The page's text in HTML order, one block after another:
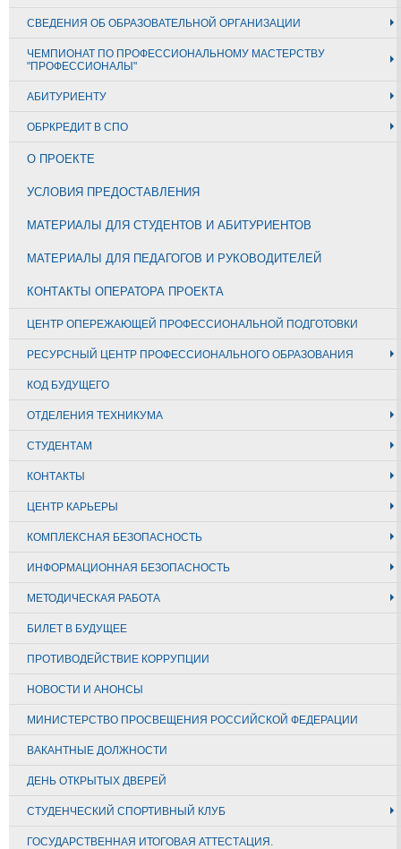
СВЕДЕНИЯ ОБ ОБРАЗОВАТЕЛЬНОЙ ОРГАНИЗАЦИИ
ЧЕМПИОНАТ ПО ПРОФЕССИОНАЛЬНОМУ МАСТЕРСТВУ
"ПРОФЕССИОНАЛЫ"
АБИТУРИЕНТУ
ОБРКРЕДИТ В СПО
О ПРОЕКТЕ
УСЛОВИЯ ПРЕДОСТАВЛЕНИЯ
МАТЕРИАЛЫ ДЛЯ СТУДЕНТОВ И АБИТУРИЕНТОВ
МАТЕРИАЛЫ ДЛЯ ПЕДАГОГОВ И РУКОВОДИТЕЛЕЙ
КОНТАКТЫ ОПЕРАТОРА ПРОЕКТА
ЦЕНТР ОПЕРЕЖАЮЩЕЙ ПРОФЕССИОНАЛЬНОЙ ПОДГОТОВКИ
РЕСУРСНЫЙ ЦЕНТР ПРОФЕССИОНАЛЬНОГО ОБРАЗОВАНИЯ
КОД БУДУЩЕГО
ОТДЕЛЕНИЯ ТЕХНИКУМА
СТУДЕНТАМ
КОНТАКТЫ
ЦЕНТР КАРЬЕРЫ
КОМПЛЕКСНАЯ БЕЗОПАСНОСТЬ
ИНФОРМАЦИОННАЯ БЕЗОПАСНОСТЬ
МЕТОДИЧЕСКАЯ РАБОТА
БИЛЕТ В БУДУЩЕЕ
ПРОТИВОДЕЙСТВИЕ КОРРУПЦИИ
НОВОСТИ И АНОНСЫ
МИНИСТЕРСТВО ПРОСВЕЩЕНИЯ РОССИЙСКОЙ ФЕДЕРАЦИИ
ВАКАНТНЫЕ ДОЛЖНОСТИ
ДЕНЬ ОТКРЫТЫХ ДВЕРЕЙ
СТУДЕНЧЕСКИЙ СПОРТИВНЫЙ КЛУБ
ГОСУДАРСТВЕННАЯ ИТОГОВАЯ АТТЕСТАЦИЯ.